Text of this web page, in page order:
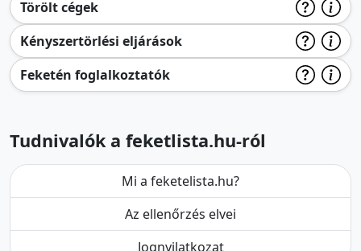
Törölt cégek
Kényszertörlési eljárások
Feketén foglalkoztatók
Tudnivalók a feketlista.hu-ról
Mi a feketelista.hu?
Az ellenőrzés elvei
Jognyilatkozat